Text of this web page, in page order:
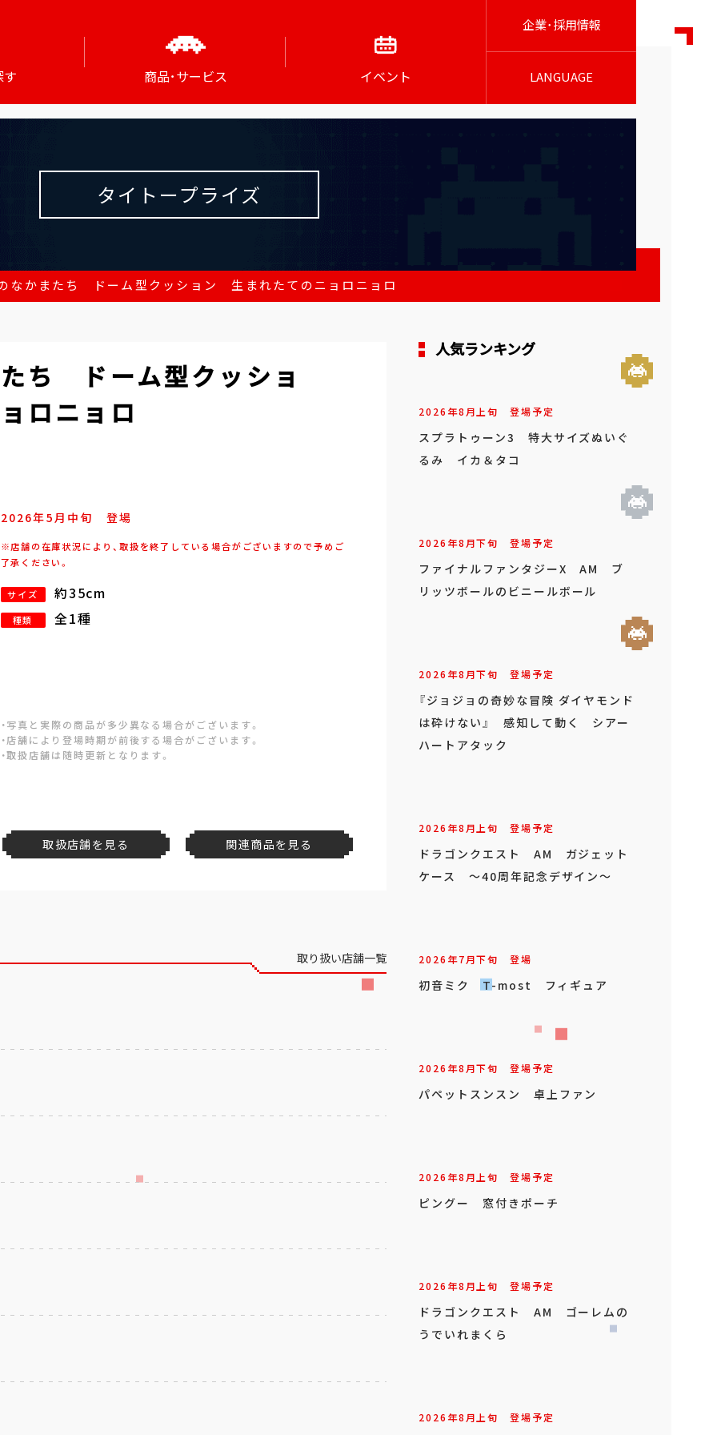
す 商品･サービス イベント
企業･採用情報
LANGUAGE
タイトープライズ
なかまたち ドーム型クッション 生まれたてのニョロニョロ
ち ドーム型クッショ
ロニョロ
2026年5月 中旬 登場
※店舗の在庫状況により、取扱を終了している場合がございますので予めご
了承ください。
サイズ 約35cm
種類 全1種
・写真と実際の商品が多少異なる場合がございます。
・店舗により登場時期が前後する場合がございます。
・取扱店舗は随時更新となります。
取扱店舗を見る 関連商品を見る
取り扱い店舗一覧
人気ランキング
2026年8月上旬 登場予定
スプラトゥーン3 特大サイズぬいぐ
るみ イカ＆タコ
2026年8月下旬 登場予定
ファイナルファンタジーX AM ブ
リッツボールのビニールボール
2026年8月下旬 登場予定
『ジョジョの奇妙な冒険 ダイヤモンド
は砕けない』 感知して動く シアー
ハートアタック
2026年8月上旬 登場予定
ドラゴンクエスト AM ガジェット
ケース ～40周年記念デザイン～
2026年7月下旬 登場
初音ミク T-most フィギュア
2026年8月下旬 登場予定
パペットスンスン 卓上ファン
2026年8月上旬 登場予定
ピングー 窓付きポーチ
2026年8月上旬 登場予定
ドラゴンクエスト AM ゴーレムの
うでいれまくら
2026年8月上旬 登場予定